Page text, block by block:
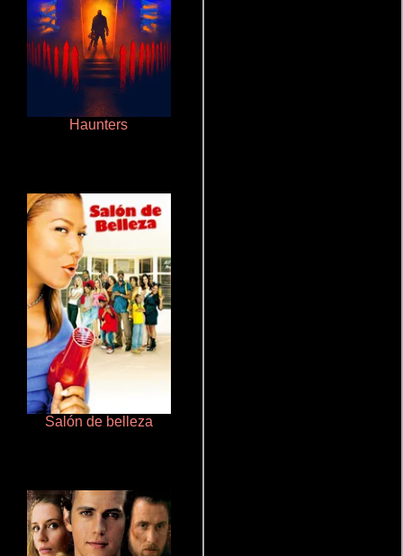
Haunters
Salón de belleza